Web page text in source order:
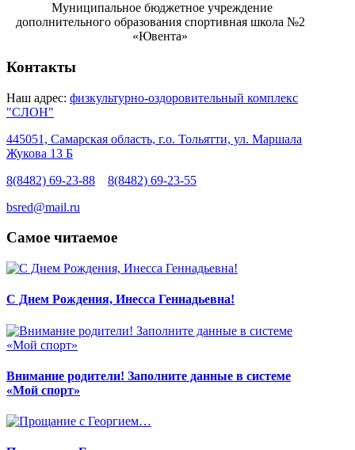
Муниципальное бюджетное учреждение
дополнительного образования спортивная школа №2
«Ювента»
Контакты
Наш адрес: физкультурно-оздоровительный комплекс
"СЛОН"
445051, Самарская область, г.о. Тольятти, ул. Маршала
Жукова 13 Б
8(8482) 69-23-88
8(8482) 69-23-55
bsred@mail.ru
Самое читаемое
С Днем Рождения, Инесса Геннадьевна!
Внимание родители! Заполните данные в системе
«Мой спорт»